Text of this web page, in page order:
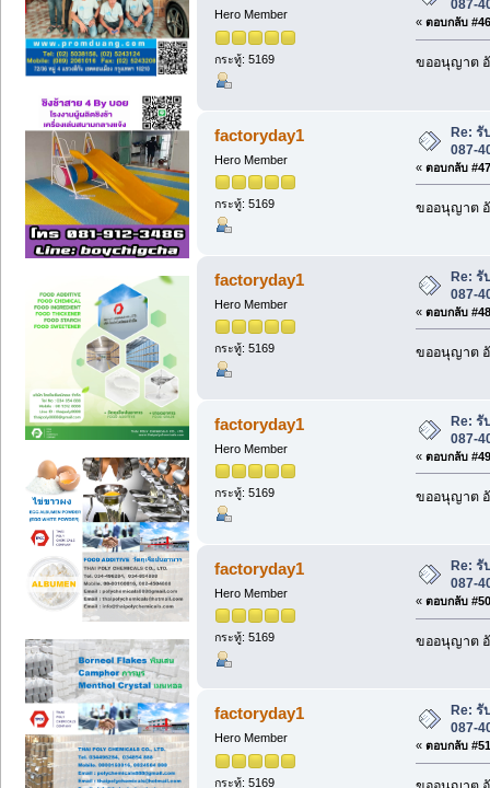
Hero Member
กระทู้: 5169
087-
« ตอบกลับ
ขออนุญาต
factoryday1
Hero Member
กระทู้: 5169
Re: รั
087-
« ตอบกลับ
ขออนุญาต
factoryday1
Hero Member
กระทู้: 5169
Re: รั
087-
« ตอบกลับ
ขออนุญาต
factoryday1
Hero Member
กระทู้: 5169
Re:
087-
« ตอบกลับ
ขออนุญาต
factoryday1
Hero Member
กระทู้: 5169
Re:
087-
« ตอบกลับ
ขออนุญาต
factoryday1
Hero Member
กระทู้: 5169
Re:
087-
« ตอบกลับ